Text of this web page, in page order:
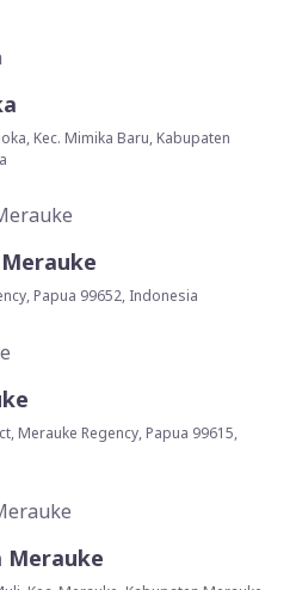
Kec. Mimika Baru, Kabupaten
Papua 99652, Indonesia
Merauke Regency, Papua 99615,
Merauke